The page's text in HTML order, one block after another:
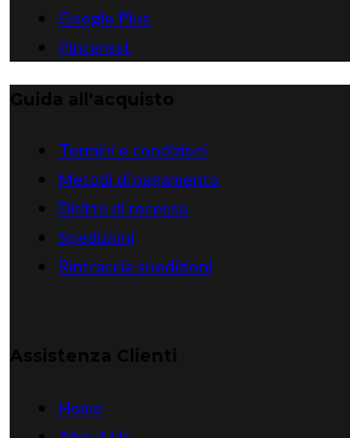
Google Plus
Pinterest
Termini e condizioni
Metodi di pagamento
Diritto di recesso
Spedizioni
Rintraccia spedizioni
Home